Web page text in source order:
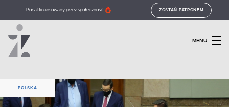
Portal finansowany przez społeczność ZOSTAŃ PATRONEM
MENU
POLSKA